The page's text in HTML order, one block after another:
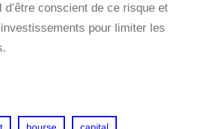
conscient de ce risque et
pour limiter les
bourse capital